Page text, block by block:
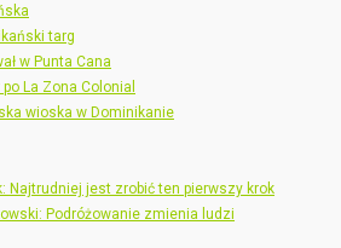
targ
w Punta Cana
La Zona Colonial
wioska w Dominikanie
Najtrudniej jest zrobić ten pierwszy krok
Podróżowanie zmienia ludzi